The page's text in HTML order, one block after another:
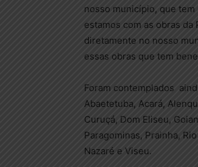
nosso município, que tem
estamos com as obras
diretamente no nosso
essas obras que tem
Foram contemplados
Abaetetuba, Acará,
Curuçá, Dom Eliseu,
Paragominas, Prainha,
Nazaré e Viseu.